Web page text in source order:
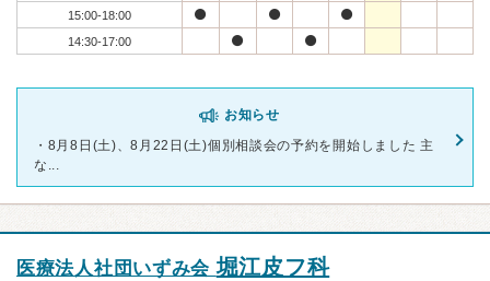
15:00-18:00
14:30-17:00
お知らせ
・8月8日(土)、8月22日(土)個別相談会の予約を開始しました 主
な...
医療法人社団いずみ会堀江皮フ科